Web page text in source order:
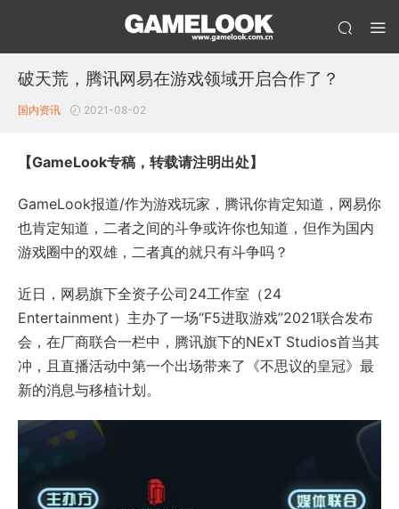
破天荒，腾讯网易在游戏领域开启合作了？
国内资讯 2021-08-02
【GameLook专稿，转载请注明出处】
GameLook报道/作为游戏玩家，腾讯你肯定知道，网易你
也肯定知道，二者之间的斗争或许你也知道，但作为国内
游戏圈中的双雄，二者真的就只有斗争吗？
近日，网易旗下全资子公司24工作室（24
Entertainment）主办了一场“F5进取游戏”2021联合发布
会，在厂商联合一栏中，腾讯旗下的NExT Studios首当其
冲，且直播活动中第一个出场带来了《不思议的皇冠》最
新的消息与移植计划。